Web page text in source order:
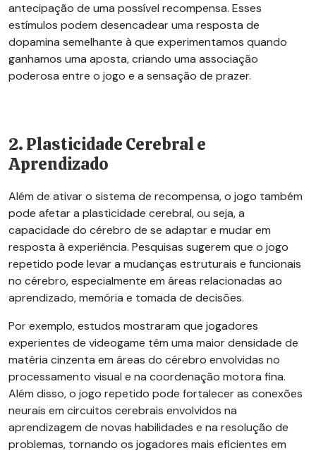
antecipação de uma possível recompensa. Esses
estímulos podem desencadear uma resposta de
dopamina semelhante à que experimentamos quando
ganhamos uma aposta, criando uma associação
poderosa entre o jogo e a sensação de prazer.
2. Plasticidade Cerebral e
Aprendizado
Além de ativar o sistema de recompensa, o jogo também
pode afetar a plasticidade cerebral, ou seja, a
capacidade do cérebro de se adaptar e mudar em
resposta à experiência. Pesquisas sugerem que o jogo
repetido pode levar a mudanças estruturais e funcionais
no cérebro, especialmente em áreas relacionadas ao
aprendizado, memória e tomada de decisões.
Por exemplo, estudos mostraram que jogadores
experientes de videogame têm uma maior densidade de
matéria cinzenta em áreas do cérebro envolvidas no
processamento visual e na coordenação motora fina.
Além disso, o jogo repetido pode fortalecer as conexões
neurais em circuitos cerebrais envolvidos na
aprendizagem de novas habilidades e na resolução de
problemas, tornando os jogadores mais eficientes em